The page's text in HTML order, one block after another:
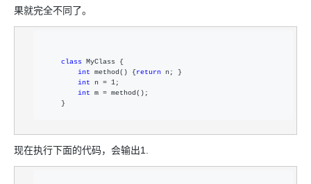
果就完全不同了。
class MyClass {
int method() {return n; }
int n = 1;
int m = method();
    }
现在执行下面的代码，会输出1.